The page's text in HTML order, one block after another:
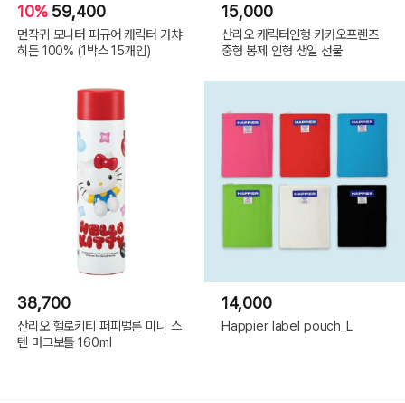
10% 59,400
먼작귀 모니터 피규어 캐릭터 가챠
히든 100% (1박스 15개입)
15,000
산리오 캐릭터인형 카카오프렌즈
중형 봉제 인형 생일 선물
38,700
산리오 헬로키티 퍼피벌룬 미니 스
텐 머그보틀 160ml
14,000
Happier label pouch_L